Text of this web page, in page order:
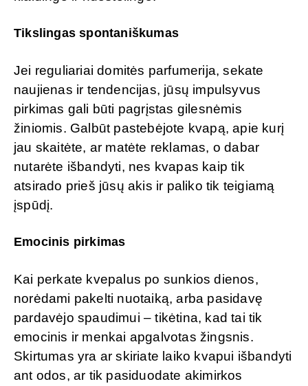
Tikslingas spontaniškumas
Jei reguliariai domitės parfumerija, sekate
naujienas ir tendencijas, jūsų impulsyvus
pirkimas gali būti pagrįstas gilesnėmis
žiniomis. Galbūt pastebėjote kvapą, apie kurį
jau skaitėte, ar matėte reklamas, o dabar
nutarėte išbandyti, nes kvapas kaip tik
atsirado prieš jūsų akis ir paliko tik teigiamą
įspūdį.
Emocinis pirkimas
Kai perkate kvepalus po sunkios dienos,
norėdami pakelti nuotaiką, arba pasidavę
pardavėjo spaudimui – tikėtina, kad tai tik
emocinis ir menkai apgalvotas žingsnis.
Skirtumas yra ar skiriate laiko kvapui išbandyti
ant odos, ar tik pasiduodate akimirkos